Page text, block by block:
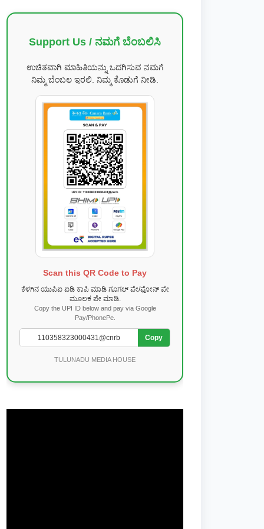
Support Us / ನಮಗೆ ಬೆಂಬಲಿಸಿ
ಉಚಿತವಾಗಿ ಮಾಹಿತಿಯನ್ನು ಒದಗಿಸುವ ನಮಗೆ
ನಿಮ್ಮ ಬೆಂಬಲ ಇರಲಿ. ನಿಮ್ಮ ಕೊಡುಗೆ ನೀಡಿ.
Scan this QR Code to Pay
ಕೆಳಗಿನ ಯುಪಿಐ ಐಡಿ ಕಾಪಿ ಮಾಡಿ ಗೂಗಲ್ ಪೇ/ಫೋನ್ ಪೇ
ಮೂಲಕ ಪೇ ಮಾಡಿ.
Copy the UPI ID below and pay via Google
Pay/PhonePe.
Copy
TULUNADU MEDIA HOUSE